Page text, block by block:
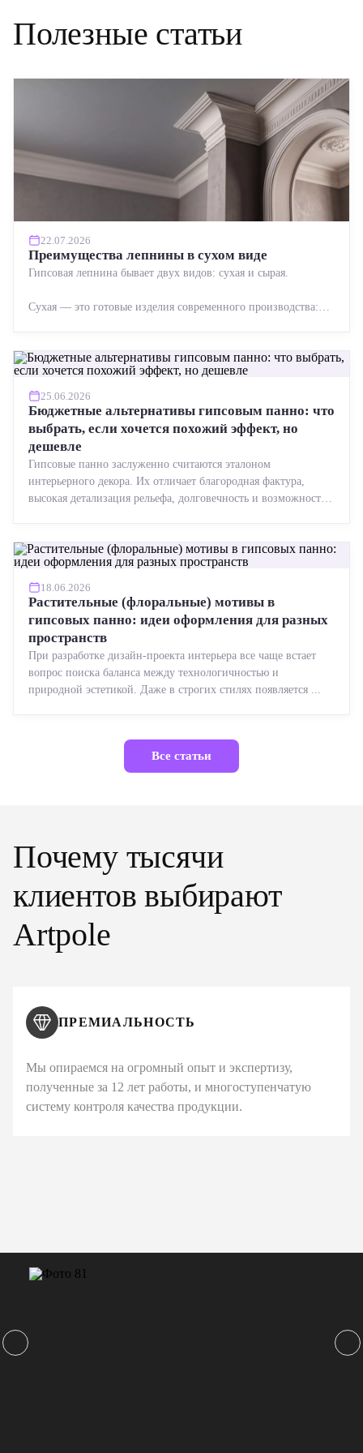
Полезные статьи
22.07.2026
Преимущества лепнины в сухом виде
Гипсовая лепнина бывает двух видов: сухая и сырая.
Сухая — это готовые изделия современного производства:
25.06.2026
Бюджетные альтернативы гипсовым панно: что
выбрать, если хочется похожий эффект, но
дешевле
Гипсовые панно заслуженно считаются эталоном
интерьерного декора. Их отличает благородная фактура,
высокая детализация рельефа, долговечность и возможность
18.06.2026
Растительные (флоральные) мотивы в
гипсовых панно: идеи оформления для разных
пространств
При разработке дизайн-проекта интерьера все чаще встает
вопрос поиска баланса между технологичностью и
природной эстетикой. Даже в строгих стилях появляется ...
Все статьи
Почему тысячи
клиентов выбирают
Artpole
ПРЕМИАЛЬНОСТЬ
Мы опираемся на огромный опыт и экспертизу,
полученные за 12 лет работы, и многоступенчатую
систему контроля качества продукции.